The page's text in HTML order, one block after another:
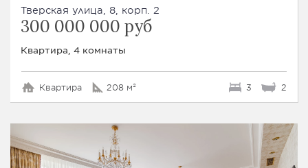
Тверская улица, 8, корп. 2
300 000 000 руб
Квартира, 4 комнаты
Квартира 208 м² 3 2